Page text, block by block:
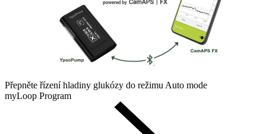
Přepněte řízení hladiny glukózy do režimu Auto mode
myLoop Program